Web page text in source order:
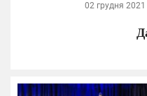
02 грудня